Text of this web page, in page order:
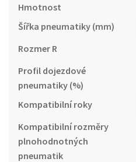
Hmotnost
Šířka pneumatiky (mm)
Rozmer R
Profil dojezdové
pneumatiky (%)
Kompatibilní roky
Kompatibilní rozměry
plnohodnotných
pneumatik